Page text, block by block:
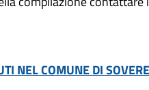
NEL COMUNE DI SOVERE